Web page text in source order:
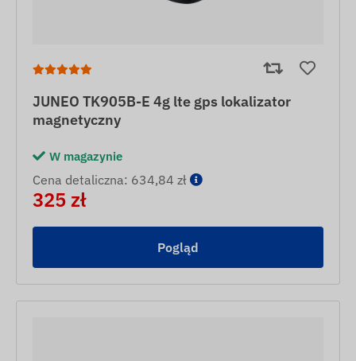
JUNEO TK905B-E 4g lte gps lokalizator
magnetyczny
W magazynie
Cena detaliczna: 634,84 zł
325 zł
Pogląd